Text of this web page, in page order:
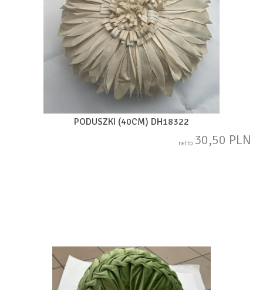
PODUSZKI (40CM) DH18322
netto 30,50 PLN